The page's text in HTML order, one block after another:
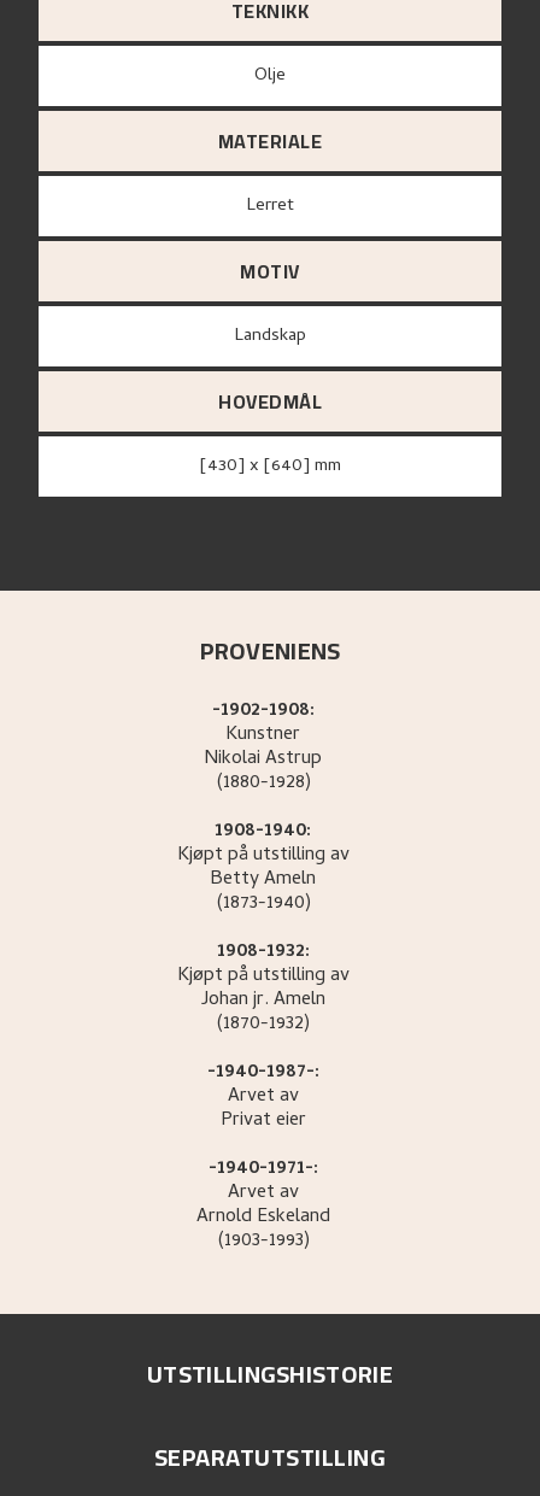
TEKNIKK
Olje
MATERIALE
lerret
MOTIV
Landskap
HOVEDMÅL
[430] x [640] mm
PROVENIENS
-1902-1908:
Kunstner
NikolaiAstrup
(1880-1928)
1908-1940:
Kjøpt på utstilling av
BettyAmeln
(1873-1940)
1908-1932:
Kjøpt på utstilling av
Johan jr.Ameln
(1870-1932)
-1940-1987-:
Arvet av
Privat eier
-1940-1971-:
Arvet av
Arnold Eskeland
(1903-1993)
UTSTILLINGSHISTORIE
SEPARATUTSTILLING